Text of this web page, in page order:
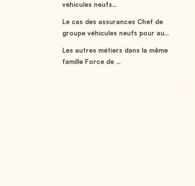
véhicules neufs...
Le cas des assurances Chef de
groupe véhicules neufs pour au...
Les autres métiers dans la même
famille Force de ...